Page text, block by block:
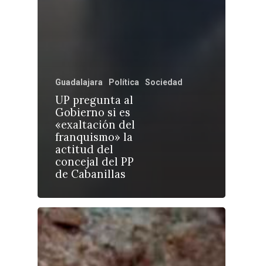
Guadalajara Política Sociedad
UP pregunta al
Gobierno si es
«exaltación del
franquismo» la
actitud del
concejal del PP
de Cabanillas
Toledo
Sanidad
Sucesos
Medio Ambiente
Planeta Rural